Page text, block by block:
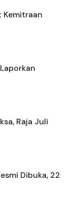
Kemitraan
Raja Juli
Dibuka, 22